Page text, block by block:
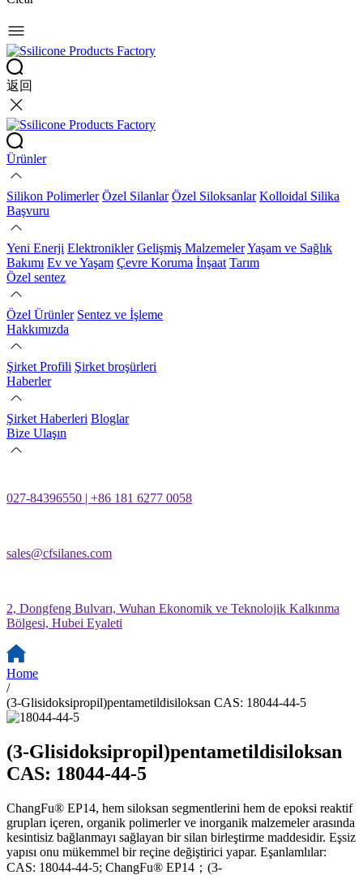
返回
Ürünler
Silikon Polimerler Özel Silanlar Özel Siloksanlar Kolloidal Silika
Başvuru
Yeni Enerji Elektronikler Gelişmiş MalzemelerYaşam ve Sağlık
Bakımı Ev ve Yaşam Çevre Koruma İnşaat Tarım
Özel sentez
Özel Ürünler Sentez ve İşleme
Hakkımızda
Şirket Profili Şirket broşürleri
Haberler
Şirket Haberleri Bloglar
Bize Ulaşın
027-84396550 | +86 181 6277 0058
sales@cfsilanes.com
2, Dongfeng Bulvarı, Wuhan Ekonomik ve Teknolojik Kalkınma
Bölgesi, Hubei Eyaleti
Home
/
(3-Glisidoksipropil)pentametildisiloksan CAS: 18044-44-5
(3-Glisidoksipropil)pentametildisiloksan
CAS: 18044-44-5
ChangFu® EP14, hem siloksan segmentlerini hem de epoksi reaktif
grupları içeren, organik polimerler ve inorganik malzemeler arasında
kesintisiz bağlanmayı sağlayan bir silan birleştirme maddesidir. Eşsiz
yapısı onu mükemmel bir reçine değiştirici yapar. Eşanlamlılar:
CAS: 18044-44-5; ChangFu® EP14；(3-